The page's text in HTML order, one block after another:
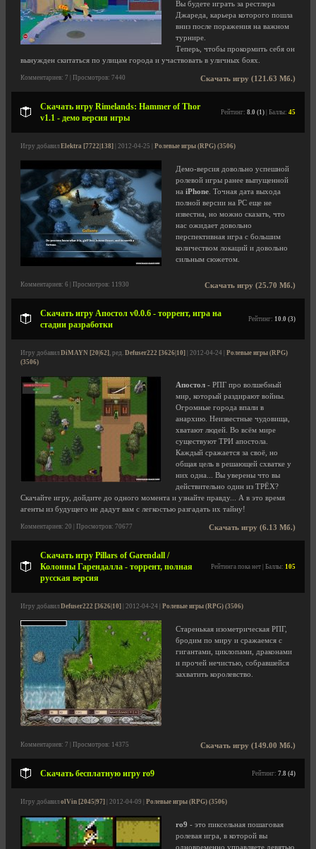
Вы будете играть за рестлера
Джареда, карьера которого пошла
вниз после поражения на важном
турнире.
Теперь, чтобы прокормить себя он
вынужден скитаться по улицам города и участвовать в уличных боях.
Скачать игру (121.63 Мб.)
Комментариев: 7 | Просмотров: 7440
Скачать игру Rimelands: Hammer of Thor
v1.1 - демо версия игры
Рейтинг: 8.0 (1) | Баллы: 45
Игру добавил Elektra [7722|138] | 2012-04-25 | Ролевые игры (RPG) (3506)
Демо-версия довольно успешной
ролевой игры ранее выпущенной
на iPhone . Точная дата выхода
полной версии на PC еще не
известна, но можно сказать, что
нас ожидает довольно
перспективная игра с большим
количеством локаций и довольно
сильным сюжетом.
Скачать игру (25.70 Мб.)
Комментариев: 6 | Просмотров: 11930
Скачать игру Апостол v0.0.6 - торрент, игра на
стадии разработки
Рейтинг: 10.0 (3)
Игру добавил DiMAYN [20|62], ред. Defuser222 [3626|10] | 2012-04-24 | Ролевые игры (RPG)
(3506)
Апостол - РПГ про волшебный
мир, который раздирают войны.
Огромные города впали в
анархию. Неизвестные чудовища,
хватают людей. Во всём мире
существуют ТРИ апостола.
Каждый сражается за своё, но
общая цель в решающей схватке у
них одна... Вы уверены что вы
действительно один из ТРЁХ?
Скачайте игру, дойдите до одного момента и узнайте правду... А в это время
агенты из будущего не дадут вам с легкостью разгадать их тайну!
Скачать игру (6.13 Мб.)
Комментариев: 20 | Просмотров: 70677
Скачать игру Pillars of Garendall /
Колонны Гарендалла - торрент, полная
русская версия
Рейтинга пока нет | Баллы: 105
Игру добавил Defuser222 [3626|10] | 2012-04-24 | Ролевые игры (RPG) (3506)
Старенькая изометрическая РПГ,
бродим по миру и сражаемся с
гигантами, циклопами, драконами
и прочей нечистью, собравшейся
захватить королевство.
Скачать игру (149.00 Мб.)
Комментариев: 7 | Просмотров: 14375
Скачать бесплатную игру ro9 Рейтинг: 7.8 (4)
Игру добавил olVin [2045|97] | 2012-04-09 | Ролевые игры (RPG) (3506)
ro9 - это пиксельная пошаговая
ролевая игра, в которой вы
одновременно управляете девятью